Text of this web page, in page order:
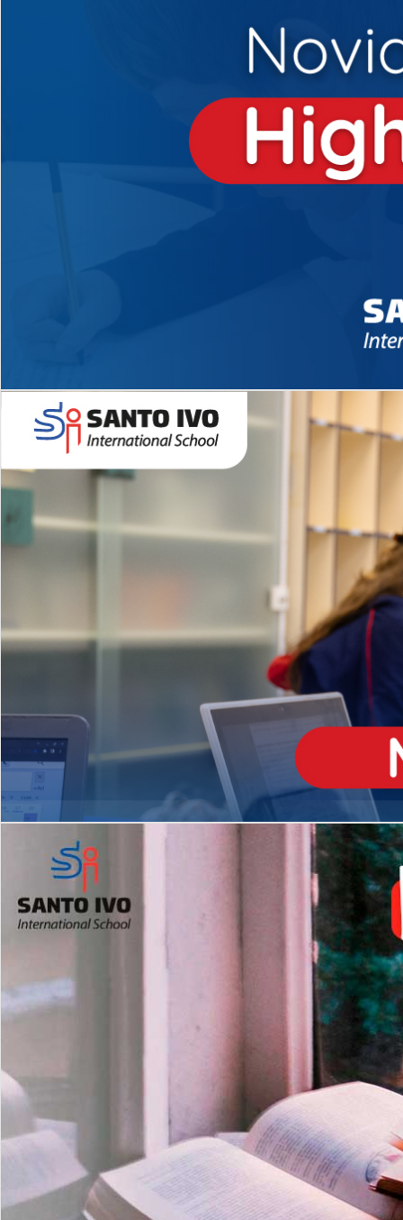
Novidades 2026 High School
Matrículas Abertas 2026
EDUCAÇÃO INFANTIL
Inglês todos os dias
MÉDIO
igh School
Dupla Diplomação
2º AO 5º ANO FUNDAMENTAL
es
Com imersão Bilingue - Anos
Finais
6º AO 9º ANO FUNDAMENTAL
Inglês: Turmas Reduzidas
(Proficiência)